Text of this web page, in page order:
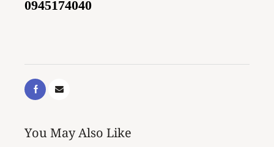
0945174040
You May Also Like